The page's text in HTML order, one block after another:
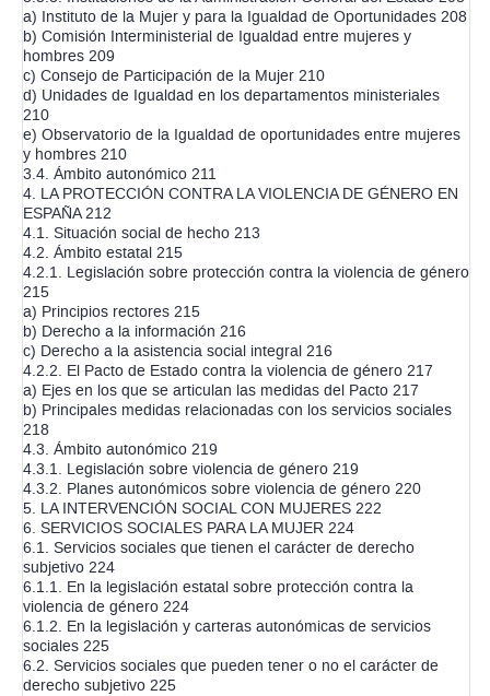
a) Instituto de la Mujer y para la Igualdad de Oportunidades 208
b) Comisión Interministerial de Igualdad entre mujeres y
hombres 209
c) Consejo de Participación de la Mujer 210
d) Unidades de Igualdad en los departamentos ministeriales
210
e) Observatorio de la Igualdad de oportunidades entre mujeres
y hombres 210
3.4. Ámbito autonómico 211
4. LA PROTECCIÓN CONTRA LA VIOLENCIA DE GÉNERO EN
ESPAÑA 212
4.1. Situación social de hecho 213
4.2. Ámbito estatal 215
4.2.1. Legislación sobre protección contra la violencia de género
215
a) Principios rectores 215
b) Derecho a la información 216
c) Derecho a la asistencia social integral 216
4.2.2. El Pacto de Estado contra la violencia de género 217
a) Ejes en los que se articulan las medidas del Pacto 217
b) Principales medidas relacionadas con los servicios sociales
218
4.3. Ámbito autonómico 219
4.3.1. Legislación sobre violencia de género 219
4.3.2. Planes autonómicos sobre violencia de género 220
5. LA INTERVENCIÓN SOCIAL CON MUJERES 222
6. SERVICIOS SOCIALES PARA LA MUJER 224
6.1. Servicios sociales que tienen el carácter de derecho
subjetivo 224
6.1.1. En la legislación estatal sobre protección contra la
violencia de género 224
6.1.2. En la legislación y carteras autonómicas de servicios
sociales 225
6.2. Servicios sociales que pueden tener o no el carácter de
derecho subjetivo 225